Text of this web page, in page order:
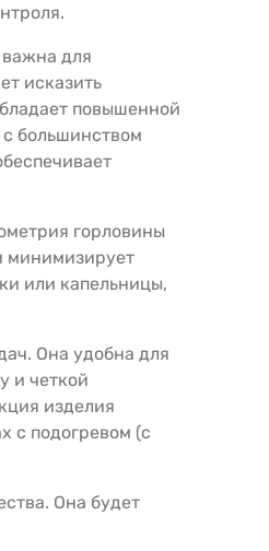
важна для
исказить
повышенной
большинством
горловины
минимизирует
или капельницы,
Она удобна для
и четкой
изделия
с подогревом (с
Она будет